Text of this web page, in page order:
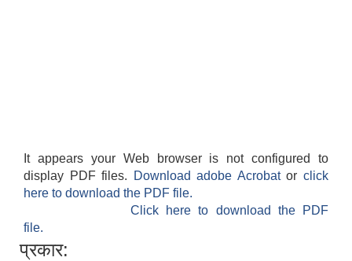
It appears your Web browser is not configured to
display PDF files.
Download adobe Acrobatorclick
here to download the PDF file.
Click here to download the PDF
file.
प्रकार: